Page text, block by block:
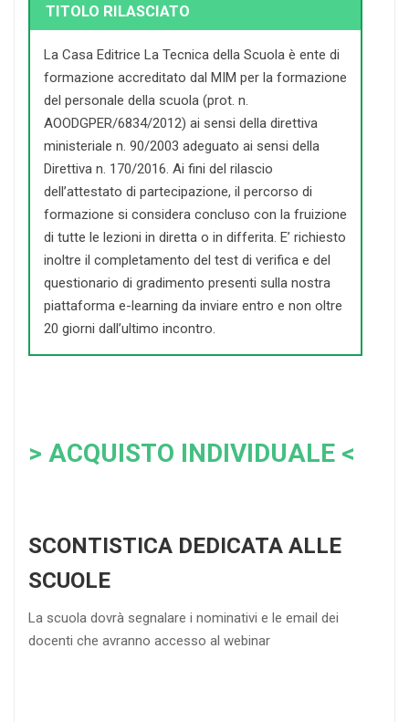
TITOLO RILASCIATO
La Casa Editrice La Tecnica della Scuola è ente di
formazione accreditato dal MIM per la formazione
del personale della scuola (prot. n.
AOODGPER/6834/2012) ai sensi della direttiva
ministeriale n. 90/2003 adeguato ai sensi della
Direttiva n. 170/2016. Ai fini del rilascio
dell’attestato di partecipazione, il percorso di
formazione si considera concluso con la fruizione
di tutte le lezioni in diretta o in differita. E’ richiesto
inoltre il completamento del test di verifica e del
questionario di gradimento presenti sulla nostra
piattaforma e-learning da inviare entro e non oltre
20 giorni dall’ultimo incontro.
> ACQUISTO INDIVIDUALE <
SCONTISTICA DEDICATA ALLE
SCUOLE
La scuola dovrà segnalare i nominativi e le email dei
docenti che avranno accesso al webinar